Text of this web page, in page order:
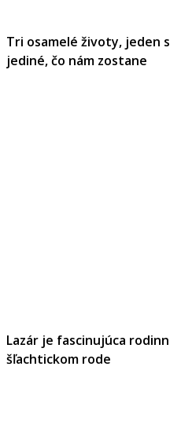
Tri osamelé životy, jeden
jediné, čo nám zostane
Lazár je fascinujúca
šľachtickom rode